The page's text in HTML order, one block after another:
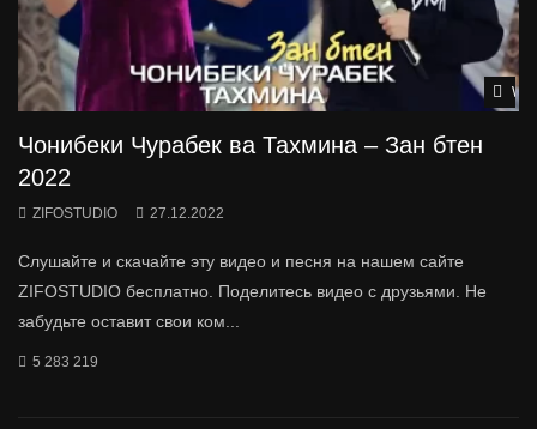
Чонибеки Чурабек ва Тахмина – Зан бтен
2022
ZIFOSTUDIO 27.12.2022
Слушайте и скачайте эту видео и песня на нашем сайте
ZIFOSTUDIO бесплатно. Поделитесь видео с друзьями. Не
забудьте оставит свои ком...
5 283 219